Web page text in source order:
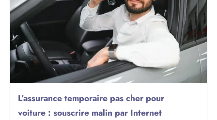
L’assurance temporaire pas cher pour
voiture : souscrire malin par Internet